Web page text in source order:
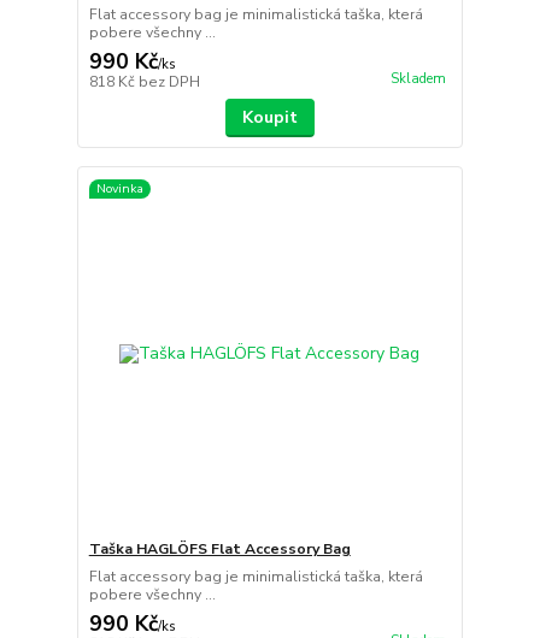
Flat accessory bag je minimalistická taška, která
pobere všechny ...
990 Kč/ks
818 Kč bez DPH Skladem
Koupit
Novinka
Taška HAGLÖFS Flat Accessory Bag
Flat accessory bag je minimalistická taška, která
pobere všechny ...
990 Kč/ks